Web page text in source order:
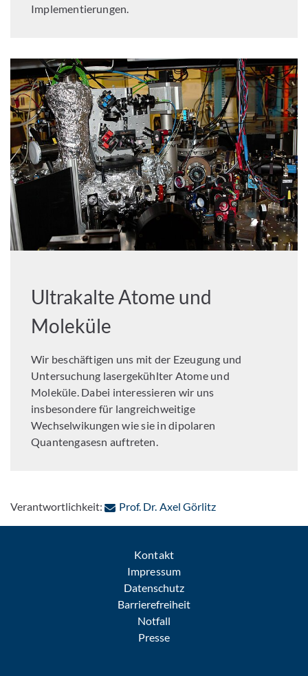
Implementierungen.
Ultrakalte Atome und
Moleküle
Wir beschäftigen uns mit der Ezeugung und
Untersuchung lasergekühlter Atome und
Moleküle. Dabei interessieren wir uns
insbesondere für langreichweitige
Wechselwikungen wie sie in dipolaren
Quantengasesn auftreten.
Verantwortlichkeit: Prof. Dr. Axel Görlitz: Per E-Mail
Kontakt
Impressum
Datenschutz
Barrierefreiheit
Notfall
Presse